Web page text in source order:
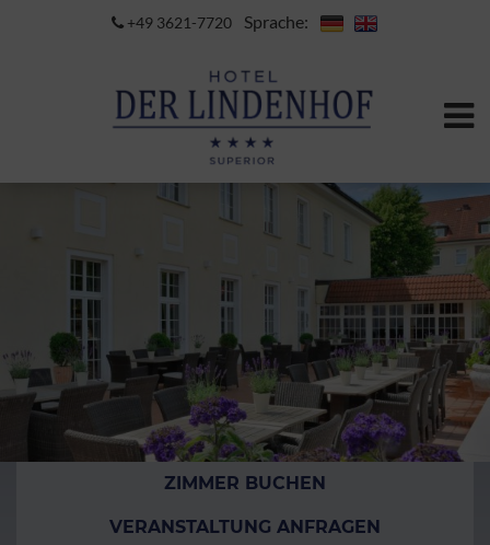
+49 3621-7720 Sprache:
ZIMMER BUCHEN
VERANSTALTUNG ANFRAGEN